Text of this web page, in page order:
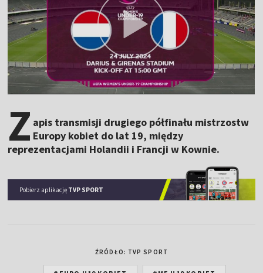
Z apis transmisji drugiego półfinału mistrzostw
Europy kobiet do lat 19, między
reprezentacjami Holandii i Francji w Kownie.
Pobierz aplikację TVP SPORT
ŹRÓDŁO: TVP SPORT